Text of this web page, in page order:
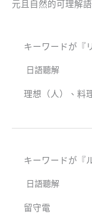
元且自然的可理解
キーワードが『
日語聽解
理想（人）、料
キーワードが『
日語聽解
留守電